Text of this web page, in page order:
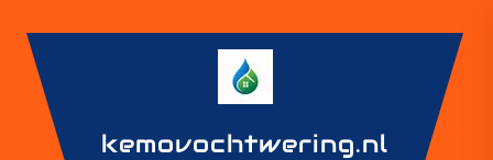
content
kemovochtwering.nl